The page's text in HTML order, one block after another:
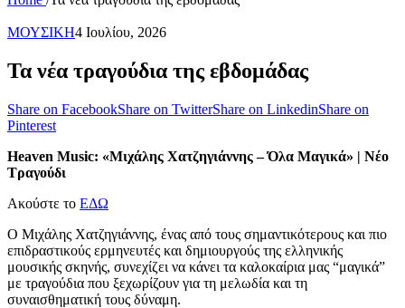
ΜΟΥΣΙΚΗ4 Ιουλίου, 2026
Τα νέα τραγούδια της εβδομάδας
Share on FacebookShare on TwitterShare on LinkedinShare on
Pinterest
Heaven Music: «Μιχάλης Χατζηγιάννης – Όλα Μαγικά» | Νέο
Τραγούδι
Ακούστε το ΕΔΩ
Ο Μιχάλης Χατζηγιάννης, ένας από τους σημαντικότερους και πιο
επιδραστικούς ερμηνευτές και δημιουργούς της ελληνικής
μουσικής σκηνής, συνεχίζει να κάνει τα καλοκαίρια μας “μαγικά”
με τραγούδια που ξεχωρίζουν για τη μελωδία και τη
συναισθηματική τους δύναμη.